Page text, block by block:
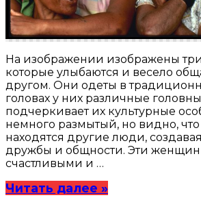
На изображении изображены
которые улыбаются и весело
другом. Они одеты в
головах у них различные
подчеркивает их культурные
немного размытый, но видно,
находятся другие люди,
дружбы и общности. Эти
счастливыми и …
Читать далее »